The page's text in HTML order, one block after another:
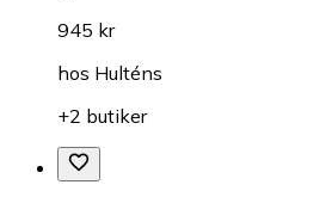
945 kr
hos Hulténs
+2 butiker